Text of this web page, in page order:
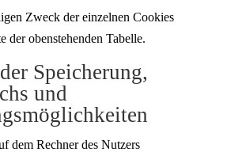
Zweck der einzelnen Cookies
der obenstehenden Tabelle.
Speicherung,
und
dem Rechner des Nutzers